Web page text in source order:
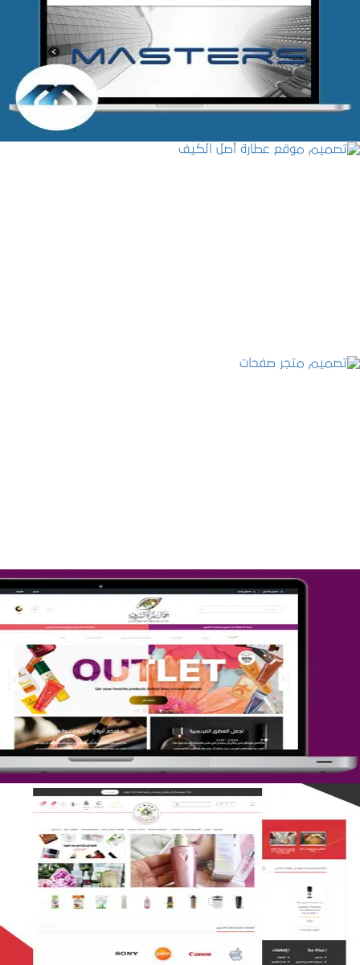
شركة MASTERS للتدريب
التفاصيل
تصميم متجر جمال المرأة الشرقية
التفاصيل
تصميم متجر لمار
التفاصيل